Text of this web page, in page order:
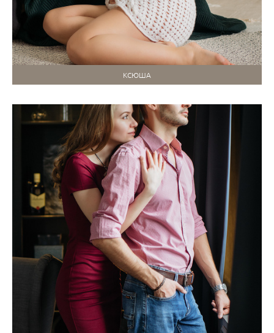
КСЮША